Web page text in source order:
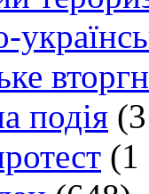
подія
(1